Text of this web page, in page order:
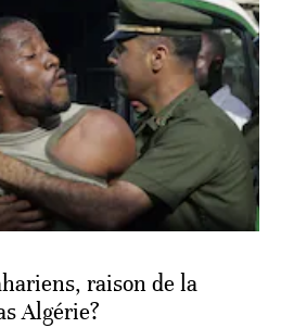
raison de la
Algérie?